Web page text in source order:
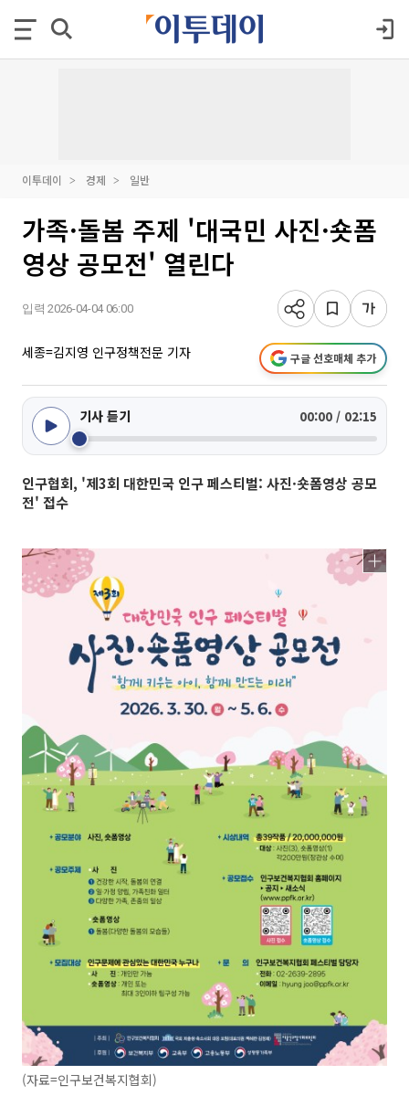
이투데이 경제 일반
가족·돌봄 주제 '대국민 사진·숏폼
영상 공모전' 열린다
입력 2026-04-04 06:00
세종=김지영 인구정책전문 기자 구글 선호매체 추가
기사 듣기 00:00 / 02:15
인구협회, '제3회 대한민국 인구 페스티벌: 사진·숏폼영상 공모
전' 접수
(자료=인구보건복지협회)